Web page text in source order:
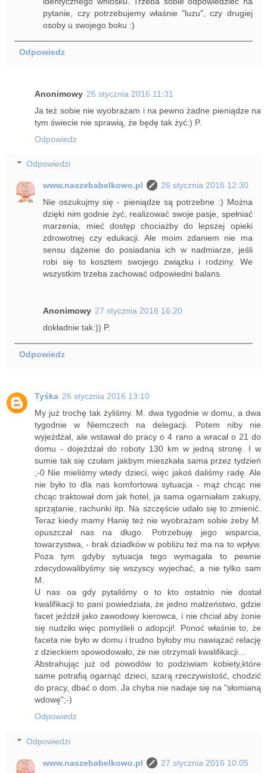
pytanie, czy potrzebujemy właśnie "luzu", czy drugiej
osoby u swojego boku :)
Odpowiedz
Anonimowy 26 stycznia 2016 11:31
Ja też sobie nie wyobrażam i na pewno żadne pieniądze na
tym świecie nie sprawią, że będę tak żyć:) P.
Odpowiedz
Odpowiedzi
www.naszebabelkowo.pl
26 stycznia 2016 12:30
Nie oszukujmy się - pieniądze są potrzebne :) Można
dzięki nim godnie żyć, realizować swoje pasje, spełniać
marzenia, mieć dostęp chociażby do lepszej opieki
zdrowotnej czy edukacji. Ale moim zdaniem nie ma
sensu dążenie do posiadania ich w nadmiarze, jeśli
robi się to kosztem swojego związku i rodziny. We
wszystkim trzeba zachować odpowiedni balans.
Anonimowy 27 stycznia 2016 16:20
dokładnie tak:)) P.
Odpowiedz
Tyśka 26 stycznia 2016 13:10
My już trochę tak żyliśmy. M. dwa tygodnie w domu, a dwa
tygodnie w Niemczech na delegacji. Potem niby nie
wyjeżdżał, ale wstawał do pracy o 4 rano a wracał o 21 do
domu - dojeżdżał do roboty 130 km w jedną stronę. I w
sumie tak się czułam jakbym mieszkała sama przez tydzień
;-0 Nie mieliśmy wtedy dzieci, więc jakoś daliśmy radę. Ale
nie było to dla nas komfortowa sytuacja - mąż chcąc nie
chcąc traktował dom jak hotel, ja sama ogarniałam zakupy,
sprzątanie, rachunki itp. Na szczęście udało się to zmienić.
Teraz kiedy mamy Hanię też nie wyobrażam sobie żeby M.
opuszczał nas na długo. Potrzebuję jego wsparcia,
towarzystwa, - brak dziadków w pobliżu też ma na to wpływ.
Poza tym gdyby sytuacja tego wymagała to pewnie
zdecydowalibyśmy się wszyscy wyjechać, a nie tylko sam
M.
U nas oa gdy pytaliśmy o to kto ostatnio nie dostał
kwalifikacji to pani powiedziała, że jedno małżeństwo, gdzie
facet jeździł jako zawodowy kierowca, i nie chciał aby żonie
się nudziło więc pomyśleli o adopcji!. Ponoć właśnie to, że
faceta nie było w domu i trudno byłoby mu nawiązać relację
z dzieckiem spowodowało, że nie otrzymali kwalifikacji...
Abstrahując już od powodów to podziwiam kobiety,które
same potrafią ogarnąć dzieci, szarą rzeczywistość, chodzić
do pracy, dbać o dom. Ja chyba nie nadaje się na "słomianą
wdowę";-)
Odpowiedz
Odpowiedzi
www.naszebabelkowo.pl
27 stycznia 2016 10:05